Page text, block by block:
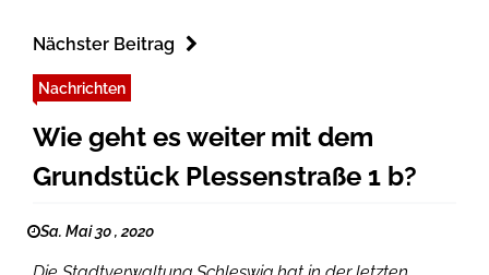
Nächster Beitrag
Nachrichten
Wie geht es weiter mit dem
Grundstück Plessenstraße 1 b?
Sa. Mai 30 , 2020